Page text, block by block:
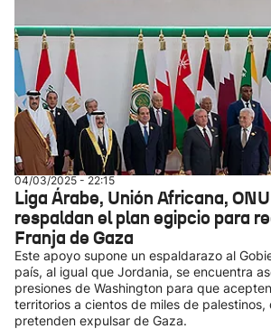
04/03/2025 - 22:15
Liga Árabe, Unión Africana,
respaldan el plan egipcio para
Franja de Gaza
Este apoyo supone un espaldarazo al
país, al igual que Jordania, se encuentra
presiones de Washington para que
territorios a cientos de miles de palestinos,
pretenden expulsar de Gaza.